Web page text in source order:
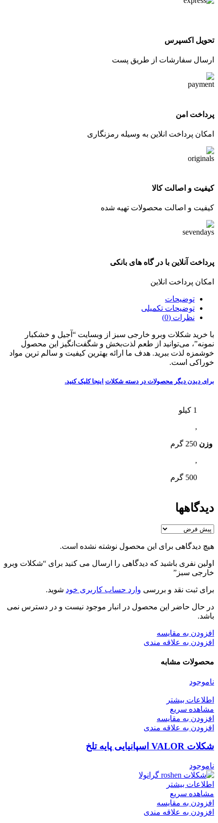
تحویل اکسپرس
ارسال سفارشات از طریق پست
پرداخت امن
امکان پرداخت انلاین به وسیله رمزنگاری
کیفیت و اصالت کالا
کیفیت و اصالت محصولات تهیه شده
پرداخت آنلاین با در گاه های بانکی
امکان پرداخت انلاین
توضیحات
توضیحات تکمیلی
نظرات (0)
با خرید شکلات وبرو خارجی سبز از وبسایت “آجیل و خشکبار
نمونه”، می‌توانید از طعم لذت‌بخش و شگفت‌انگیز این محصول
خوشمزه لذت ببرید. هدف ما ارائه بهترین کیفیت و سالم ترین مواد
خوراکی است.
برای دیدن دیگر محصولات در دسته شکلات اینجا کلیککنید.
وزن
1 کیلو
,
250 گرم
,
500 گرم
دیدگاهها
هیچ دیدگاهی برای این محصول نوشته نشده است.
اولین نفری باشید که دیدگاهی را ارسال می کنید برای “شکلات وبرو
خارجی سبز”
برای ثبت نقد و بررسی وارد حساب کاربری خود شوید.
در حال حاضر این محصول در انبار موجود نیست و در دسترس نمی
باشد.
افزودن به مقایسه
افزودن به علاقه مندی
محصولات مشابه
ناموجود
اطلاعات بیشتر
مشاهده سریع
افزودن به مقایسه
افزودن به علاقه مندی
شکلات VALOR اسپانیایی پایه تلخ
ناموجود
اطلاعات بیشتر
مشاهده سریع
افزودن به مقایسه
افزودن به علاقه مندی